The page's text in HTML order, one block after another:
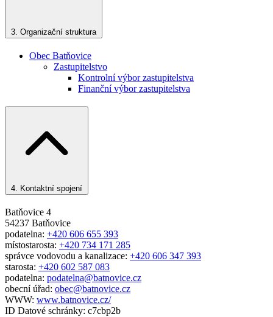
3. Organizační struktura
Obec Batňovice
Zastupitelstvo
Kontrolní výbor zastupitelstva
Finanční výbor zastupitelstva
4. Kontaktní spojení
Batňovice 4
54237 Batňovice
podatelna: +420 606 655 393
místostarosta: +420 734 171 285
správce vodovodu a kanalizace: +420 606 347 393
starosta: +420 602 587 083
podatelna: podatelna@batnovice.cz
obecní úřad: obec@batnovice.cz
WWW: www.batnovice.cz/
ID Datové schránky: c7cbp2b